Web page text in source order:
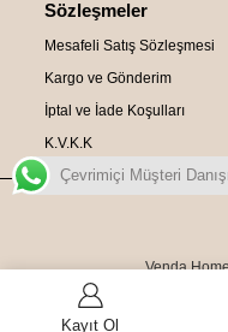
Sözleşmeler
Mesafeli Satış Sözleşmesi
Kargo ve Gönderim
İptal ve İade Koşulları
K.V.K.K
Venda
Kayıt Ol
Çevrimiçi Müşteri